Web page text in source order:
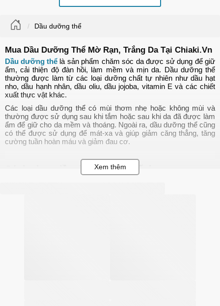
Dầu dưỡng thể
Mua Dầu Dưỡng Thể Mờ Rạn, Trắng Da Tại Chiaki.Vn
Dầu dưỡng thể là sản phẩm chăm sóc da được sử dụng để giữ
ẩm, cải thiện độ đàn hồi, làm mềm và mịn da. Dầu dưỡng thể
thường được làm từ các loại dưỡng chất tự nhiên như dầu hạt
nho, dầu hạnh nhân, dầu oliu, dầu jojoba, vitamin E và các chiết
xuất thực vật khác.
Các loại dầu dưỡng thể có mùi thơm nhẹ hoặc không mùi và
thường được sử dụng sau khi tắm hoặc sau khi da đã được làm
ẩm để giữ cho da mềm và thoáng. Ngoài ra, dầu dưỡng thể cũng
có thể được sử dụng để mát-xa và giúp giảm căng thẳng, tăng
cường tuần hoàn máu và giảm đau cơ.
Cách chọn dầu dưỡng thể chất lượng